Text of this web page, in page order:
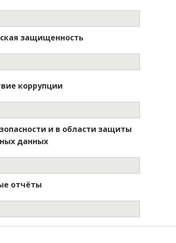
защищенность
коррупции
и в области защиты
данных
отчёты